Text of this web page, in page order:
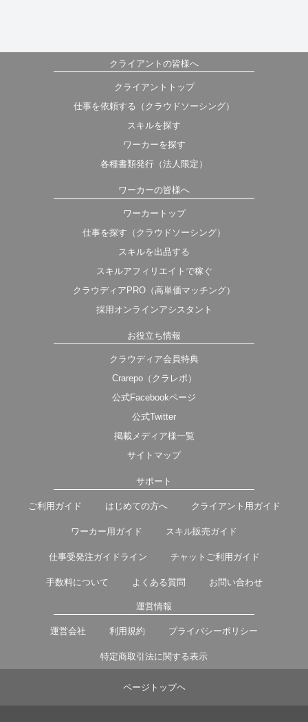
クライアントの皆様へ
クライアントトップ
仕事を依頼する（クラウドソーシング）
スキルを探す
ワーカーを探す
各種書類発行（法人限定）
ワーカーの皆様へ
ワーカートップ
仕事を探す（クラウドソーシング）
スキルを出品する
スキルアフィリエイトで稼ぐ
クラウディアPRO（高単価マッチング）
採用オンラインアシスタント
お役立ち情報
クラウディア会員特典
Crarepo（クラレポ）
公式Facebookページ
公式Twitter
掲載メディア様一覧
サイトマップ
サポート
ご利用ガイド はじめての方へ クライアント用ガイド
ワーカー用ガイド スキル販売ガイド
仕事受発注ガイドライン チャットご利用ガイド
手数料について よくある質問 お問い合わせ
運営情報
運営会社 利用規約 プライバシーポリシー
特定商取引法に関する表示
ページトップヘ